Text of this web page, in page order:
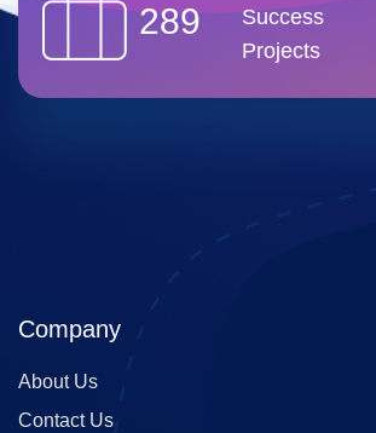
289
Success
Projects
Company
About Us
Contact Us